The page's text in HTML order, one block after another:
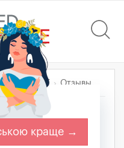
Отзывы
краще →